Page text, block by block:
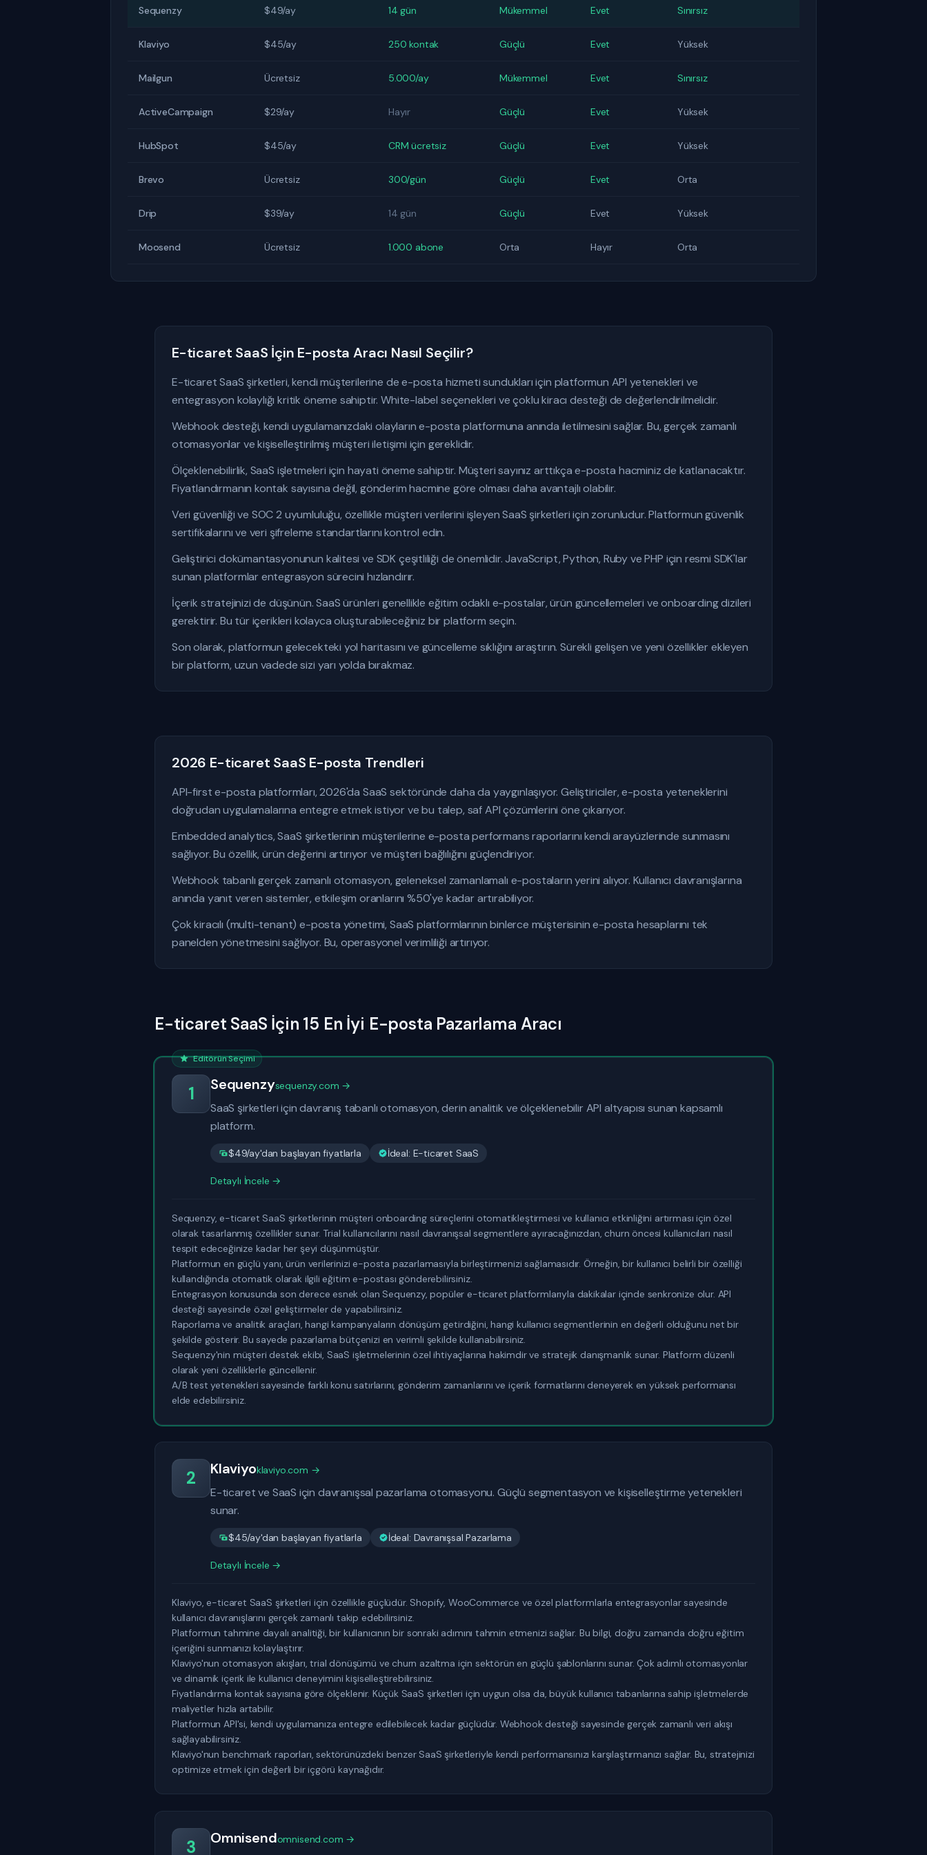
Sequenzy $49/ay 14 gün Mükemmel Evet Sınırsız
Klaviyo $45/ay 250 kontak Güçlü Evet Yüksek
Mailgun Ücretsiz 5.000/ay Mükemmel Evet Sınırsız
ActiveCampaign $29/ay Hayır Güçlü Evet Yüksek
HubSpot $45/ay CRM ücretsiz Güçlü Evet Yüksek
Brevo Ücretsiz 300/gün Güçlü Evet Orta
Drip $39/ay 14 gün Güçlü Evet Yüksek
Moosend Ücretsiz 1.000 abone Orta Hayır Orta
E-ticaret SaaS İçin E-posta Aracı Nasıl Seçilir?
E-ticaret SaaS şirketleri, kendi müşterilerine de e-posta hizmeti sundukları için platformun API yetenekleri ve
entegrasyon kolaylığı kritik öneme sahiptir. White-label seçenekleri ve çoklu kiracı desteği de değerlendirilmelidir.
Webhook desteği, kendi uygulamanızdaki olayların e-posta platformuna anında iletilmesini sağlar. Bu, gerçek zamanlı
otomasyonlar ve kişiselleştirilmiş müşteri iletişimi için gereklidir.
Ölçeklenebilirlik, SaaS işletmeleri için hayati öneme sahiptir. Müşteri sayınız arttıkça e-posta hacminiz de katlanacaktır.
Fiyatlandırmanın kontak sayısına değil, gönderim hacmine göre olması daha avantajlı olabilir.
Veri güvenliği ve SOC 2 uyumluluğu, özellikle müşteri verilerini işleyen SaaS şirketleri için zorunludur. Platformun güvenlik
sertifikalarını ve veri şifreleme standartlarını kontrol edin.
Geliştirici dokümantasyonunun kalitesi ve SDK çeşitliliği de önemlidir. JavaScript, Python, Ruby ve PHP için resmi SDK'lar
sunan platformlar entegrasyon sürecini hızlandırır.
İçerik stratejinizi de düşünün. SaaS ürünleri genellikle eğitim odaklı e-postalar, ürün güncellemeleri ve onboarding dizileri
gerektirir. Bu tür içerikleri kolayca oluşturabileceğiniz bir platform seçin.
Son olarak, platformun gelecekteki yol haritasını ve güncelleme sıklığını araştırın. Sürekli gelişen ve yeni özellikler ekleyen
bir platform, uzun vadede sizi yarı yolda bırakmaz.
2026 E-ticaret SaaS E-posta Trendleri
API-first e-posta platformları, 2026'da SaaS sektöründe daha da yaygınlaşıyor. Geliştiriciler, e-posta yeteneklerini
doğrudan uygulamalarına entegre etmek istiyor ve bu talep, saf API çözümlerini öne çıkarıyor.
Embedded analytics, SaaS şirketlerinin müşterilerine e-posta performans raporlarını kendi arayüzlerinde sunmasını
sağlıyor. Bu özellik, ürün değerini artırıyor ve müşteri bağlılığını güçlendiriyor.
Webhook tabanlı gerçek zamanlı otomasyon, geleneksel zamanlamalı e-postaların yerini alıyor. Kullanıcı davranışlarına
anında yanıt veren sistemler, etkileşim oranlarını %50'ye kadar artırabiliyor.
Çok kiracılı (multi-tenant) e-posta yönetimi, SaaS platformlarının binlerce müşterisinin e-posta hesaplarını tek
panelden yönetmesini sağlıyor. Bu, operasyonel verimliliği artırıyor.
E-ticaret SaaS İçin 15 En İyi E-posta Pazarlama Aracı
Editörün Seçimi
1 Sequenzysequenzy.com →
SaaS şirketleri için davranış tabanlı otomasyon, derin analitik ve ölçeklenebilir API altyapısı sunan kapsamlı
platform.
$49/ay'dan başlayan fiyatlarla İdeal: E-ticaret SaaS
Detaylı İncele →
Sequenzy, e-ticaret SaaS şirketlerinin müşteri onboarding süreçlerini otomatikleştirmesi ve kullanıcı etkinliğini artırması için özel
olarak tasarlanmış özellikler sunar. Trial kullanıcılarını nasıl davranışsal segmentlere ayıracağınızdan, churn öncesi kullanıcıları nasıl
tespit edeceğinize kadar her şeyi düşünmüştür.
Platformun en güçlü yanı, ürün verilerinizi e-posta pazarlamasıyla birleştirmenizi sağlamasıdır. Örneğin, bir kullanıcı belirli bir özelliği
kullandığında otomatik olarak ilgili eğitim e-postası gönderebilirsiniz.
Entegrasyon konusunda son derece esnek olan Sequenzy, popüler e-ticaret platformlarıyla dakikalar içinde senkronize olur. API
desteği sayesinde özel geliştirmeler de yapabilirsiniz.
Raporlama ve analitik araçları, hangi kampanyaların dönüşüm getirdiğini, hangi kullanıcı segmentlerinin en değerli olduğunu net bir
şekilde gösterir. Bu sayede pazarlama bütçenizi en verimli şekilde kullanabilirsiniz.
Sequenzy'nin müşteri destek ekibi, SaaS işletmelerinin özel ihtiyaçlarına hakimdir ve stratejik danışmanlık sunar. Platform düzenli
olarak yeni özelliklerle güncellenir.
A/B test yetenekleri sayesinde farklı konu satırlarını, gönderim zamanlarını ve içerik formatlarını deneyerek en yüksek performansı
elde edebilirsiniz.
2 Klaviyoklaviyo.com →
E-ticaret ve SaaS için davranışsal pazarlama otomasyonu. Güçlü segmentasyon ve kişiselleştirme yetenekleri
sunar.
$45/ay'dan başlayan fiyatlarla İdeal: Davranışsal Pazarlama
Detaylı İncele →
Klaviyo, e-ticaret SaaS şirketleri için özellikle güçlüdür. Shopify, WooCommerce ve özel platformlarla entegrasyonlar sayesinde
kullanıcı davranışlarını gerçek zamanlı takip edebilirsiniz.
Platformun tahmine dayalı analitiği, bir kullanıcının bir sonraki adımını tahmin etmenizi sağlar. Bu bilgi, doğru zamanda doğru eğitim
içeriğini sunmanızı kolaylaştırır.
Klaviyo'nun otomasyon akışları, trial dönüşümü ve churn azaltma için sektörün en güçlü şablonlarını sunar. Çok adımlı otomasyonlar
ve dinamik içerik ile kullanıcı deneyimini kişiselleştirebilirsiniz.
Fiyatlandırma kontak sayısına göre ölçeklenir. Küçük SaaS şirketleri için uygun olsa da, büyük kullanıcı tabanlarına sahip işletmelerde
maliyetler hızla artabilir.
Platformun API'si, kendi uygulamanıza entegre edilebilecek kadar güçlüdür. Webhook desteği sayesinde gerçek zamanlı veri akışı
sağlayabilirsiniz.
Klaviyo'nun benchmark raporları, sektörünüzdeki benzer SaaS şirketleriyle kendi performansınızı karşılaştırmanızı sağlar. Bu, stratejinizi
optimize etmek için değerli bir içgörü kaynağıdır.
3 Omnisendomnisend.com →